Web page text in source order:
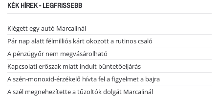
KÉK HÍREK - LEGFRISSEBB
Kiégett egy autó Marcalinál
Pár nap alatt félmilliós kárt okozott a rutinos csaló
A pénzügyőr nem megvásárolható
Kapcsolati erőszak miatt indult büntetőeljárás
A szén-monoxid-érzékelő hívta fel a figyelmet a bajra
A szél megnehezítette a tűzoltók dolgát Marcalinál